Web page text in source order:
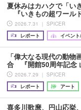
夏休みはカハクで「い
『いきもの超ワー
2026.7.31 ｜ SPICER
レポート
イベン
「偉大なる現代の動
合 『開館50周年記念
2026.7.29 ｜ SPICER
レポート
アート
喜多川歌麿、円山応挙